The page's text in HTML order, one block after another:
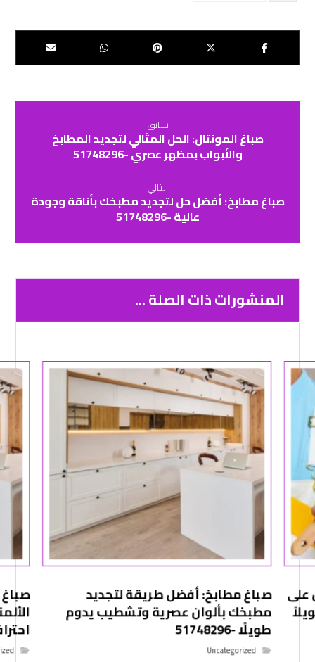
سابق
صباغ المونتال: الحل المثالي لتجديد المطابخ
والأبواب بمظهر عصري -51748296
التالي
صباغ مطابخ: أفضل حل لتجديد مطبخك بأناقة وجودة
عالية -51748296
المنشورات ذات الصلة ...
على صباغ مطابخ: أفضل طريقة لتجديد
مطبخك بألوان عصرية وتشطيب يدوم
طويلًا -51748296
Uncategorized
احترافي